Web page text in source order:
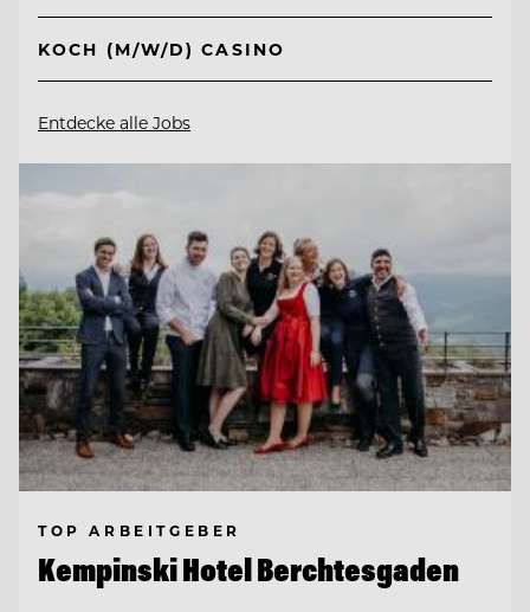
KOCH (M/W/D) CASINO
Entdecke alle Jobs
TOP ARBEITGEBER
Kempinski Hotel Berchtesgaden